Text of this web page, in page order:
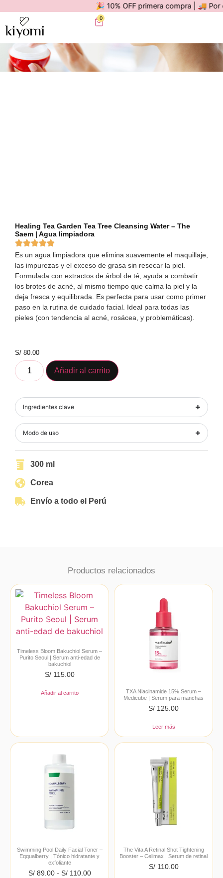
🎉 10% OFF primera compra | 🚚 Por
0
Healing Tea Garden Tea Tree Cleansing Water – The
Saem | Agua limpiadora
Es un agua limpiadora que elimina suavemente el maquillaje,
las impurezas y el exceso de grasa sin resecar la piel.
Formulada con extractos de árbol de té, ayuda a combatir
los brotes de acné, al mismo tiempo que calma la piel y la
deja fresca y equilibrada. Es perfecta para usar como primer
paso en la rutina de cuidado facial. Ideal para todas las
pieles (con tendencia al acné, rosácea, y problemáticas).
S/ 80.00
Añadir al carrito
Ingredientes clave
Modo de uso
300 ml
Corea
Envío a todo el Perú
Productos relacionados
Timeless Bloom Bakuchiol Serum –
Purito Seoul | Serum anti-edad de
bakuchiol
S/115.00
Añadir al carrito
TXA Niacinamide 15% Serum –
Medicube | Serum para manchas
S/ 125.00
Leer más
Swimming Pool Daily Facial Toner –
Eqqualberry | Tónico hidratante y
exfoliante
S/89.00 - S/110.00
The Vita A Retinal Shot Tightening
Booster – Celimax | Serum de retinal
S/110.00